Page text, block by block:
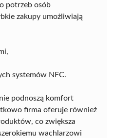
potrzeb osób
zakupy umożliwiają
systemów NFC.
podnoszą komfort
firma oferuje również
co zwiększa
wachlarzowi